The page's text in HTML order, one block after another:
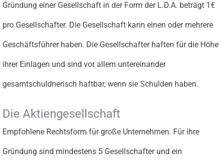
Gründung einer Gesellschaft in der Form der L.D.A. beträgt 1€
pro Gesellschafter. Die Gesellschaft kann einen oder mehrere
Geschäftsführer haben. Die Gesellschafter haften für die Höhe
ihrer Einlagen und sind vor allem untereinander
gesamtschuldnerisch haftbar, wenn sie Schulden haben.
Die Aktiengesellschaft
Empfohlene Rechtsform für große Unternehmen. Für ihre
Gründung sind mindestens 5 Gesellschafter und ein